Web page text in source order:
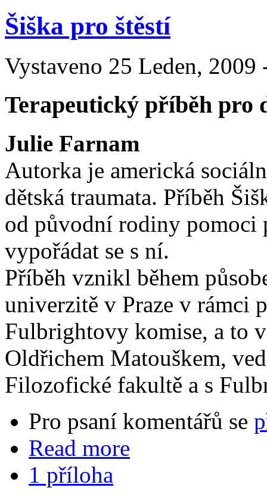
Šiška pro štěstí
Vystaveno 25 Leden,
Terapeutický příběh pro
Julie Farnam
Autorka je americká
dětská traumata. Příběh
od původní rodiny pomoci
vypořádat se s ní.
Příběh vznikl během
univerzitě v Praze v rámci
Fulbrightovy komise, a to
Oldřichem Matouškem,
Filozofické fakultě a s
Pro psaní komentářů se
Read more
1 příloha